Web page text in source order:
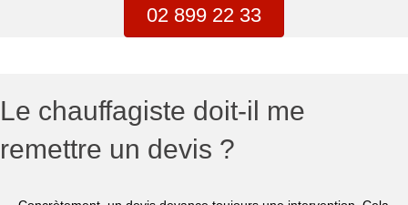
02 899 22 33
Le chauffagiste doit-il me
remettre un devis ?